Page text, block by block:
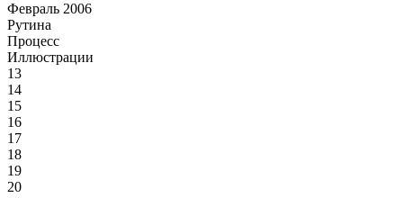
Февраль 2006
Рутина
Процесс
Иллюстрации
13
14
15
16
17
18
19
20